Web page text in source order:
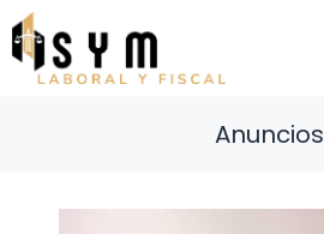
Saltar
al
contenido
Anuncios